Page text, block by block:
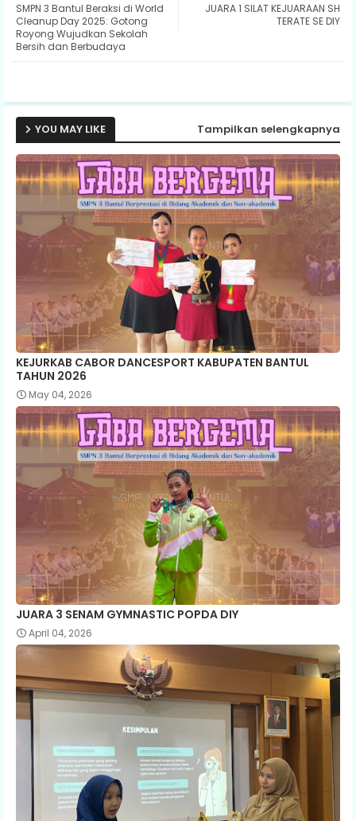
ats
JUARA 1 SILAT KEJUARAAN SH
TERATE SE DIY
SMPN 3 Bantul Beraksi di World
Cleanup Day 2025: Gotong
Royong Wujudkan Sekolah
Bersih dan Berbudaya
YOU MAY LIKE Tampilkan selengkapnya
KEJURKAB CABOR DANCESPORT KABUPATEN BANTUL
TAHUN 2026
May 04, 2026
JUARA 3 SENAM GYMNASTIC POPDA DIY
April 04, 2026